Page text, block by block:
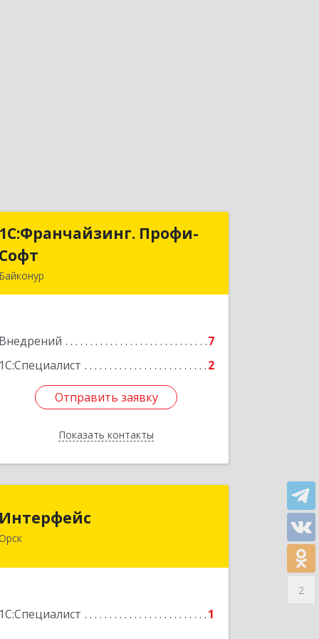
1С:Франчайзинг. Профи-
Софт
Байконур
Внедрений
7
1С:Специалист
2
Отправить заявку
Показать контакты
1С:Франчайзинг. Профи-
Подробнее
Отправить заявку
Назад
Интерфейс
1С:Специалист 1
2